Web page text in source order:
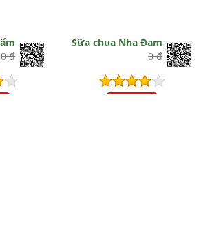
0 đ
Sữa chua Nha Đam
0 đ